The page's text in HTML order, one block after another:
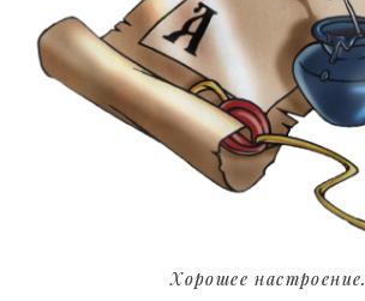
Хорошее настроение.